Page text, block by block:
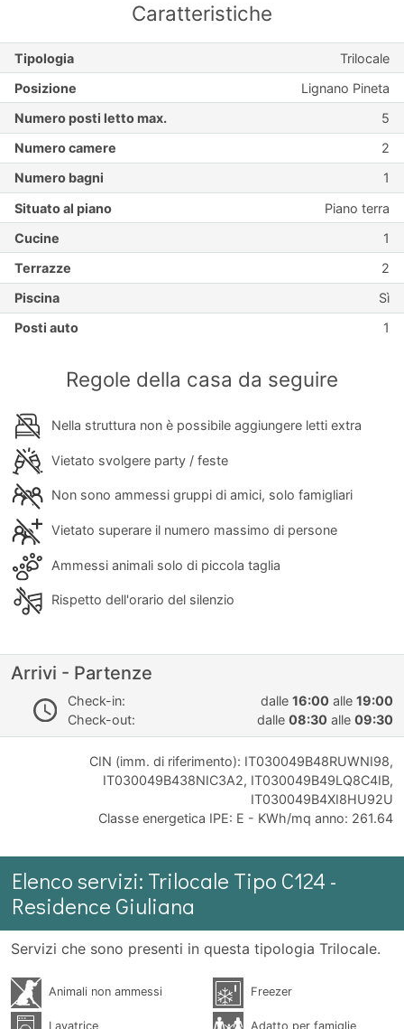
Caratteristiche
Tipologia
Trilocale
Posizione
Lignano Pineta
Numero posti letto max.
5
Numero camere
2
Numero bagni
1
Situato al piano
Piano terra
Cucine
1
Terrazze
2
Piscina
Sì
Posti auto
1
Regole della casa da seguire
Nella struttura non è possibile aggiungere letti extra
Vietato svolgere party / feste
Non sono ammessi gruppi di amici, solo famigliari
Vietato superare il numero massimo di persone
Ammessi animali solo di piccola taglia
Rispetto dell'orario del silenzio
Arrivi - Partenze
Check-in: dalle 16:00 alle 19:00
Check-out:
dalle 08:30 alle 09:30
CIN (imm. di riferimento): IT030049B48RUWNI98,
IT030049B438NIC3A2, IT030049B49LQ8C4IB,
IT030049B4XI8HU92U
Classe energetica IPE: E - KWh/mq anno: 261.64
Elenco servizi: Trilocale Tipo C124 -
Residence Giuliana
Servizi che sono presenti in questa tipologia Trilocale.
Animali non ammessi Freezer